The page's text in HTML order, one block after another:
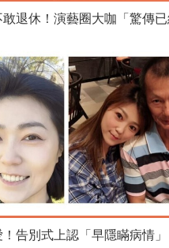
退休！演藝圈大咖「驚傳已
！告別式上認「早隱瞞病情